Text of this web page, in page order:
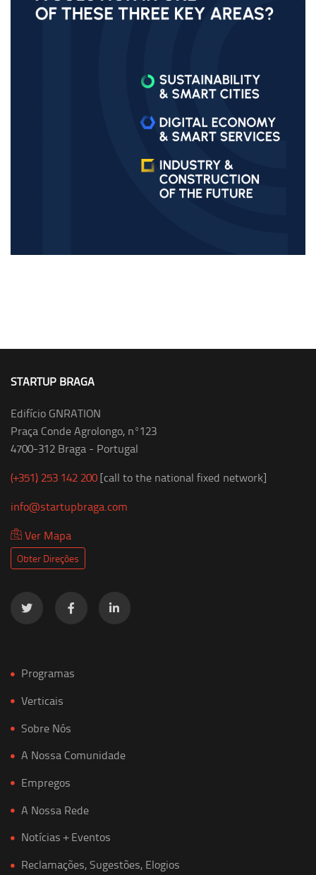
STARTUP BRAGA
Edifício GNRATION
Praça Conde Agrolongo, nº123
4700-312 Braga - Portugal
(+351) 253 142 200[call to the national fixed network]
info@startupbraga.com
Ver Mapa
Obter Direções
Programas
Verticais
Sobre Nós
A Nossa Comunidade
Empregos
A Nossa Rede
Notícias + Eventos
Reclamações, Sugestões, Elogios